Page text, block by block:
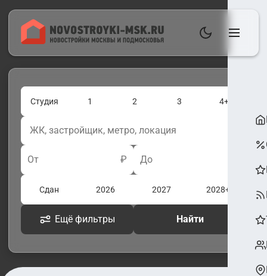
Студия 1 2 3 4+
От ₽ До
Сдан 2026 2027 2028+
Ещё фильтры Найти